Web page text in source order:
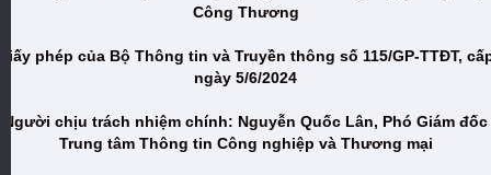
Công Thương
phép của Bộ Thông tin và Truyền thông số 115/GP-TTĐT,
ngày 5/6/2024
Người chịu trách nhiệm chính: Nguyễn Quốc Lân, Phó Giám đốc
Trung tâm Thông tin Công nghiệp và Thương mại